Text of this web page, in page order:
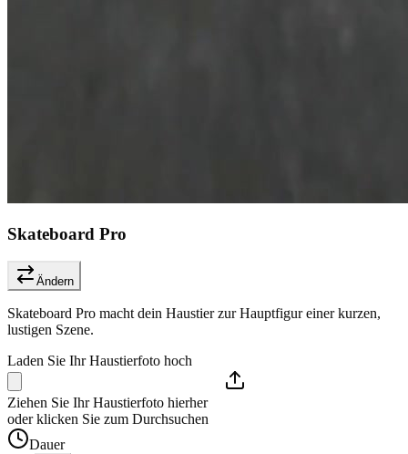
Skateboard Pro
Ändern
Skateboard Pro macht dein Haustier zur Hauptfigur einer kurzen,
lustigen Szene.
Laden Sie Ihr Haustierfoto hoch
Ziehen Sie Ihr Haustierfoto hierher
oder klicken Sie zum Durchsuchen
Dauer